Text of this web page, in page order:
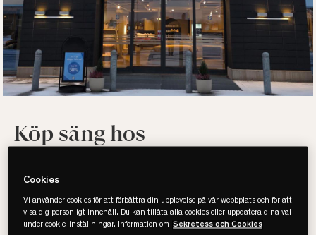
Köp säng hos
SOVA JÖNKÖPING
SOLÅSEN
Cookies
Vi använder cookies för att förbättra din upplevelse på vår webbplats och för att
visa dig personligt innehåll. Du kan tillåta alla cookies eller uppdatera dina val
under cookie-inställningar. Information om Sekretess och Cookies